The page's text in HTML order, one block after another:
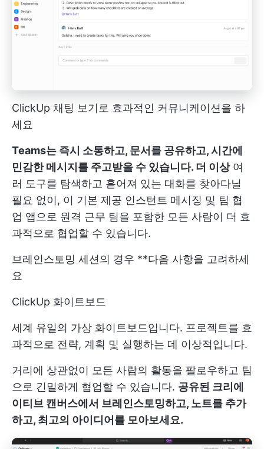
ClickUp 채팅 보기로 효과적인 커뮤니케이션을 하
세요
Teams는 즉시 소통하고, 문서를 공유하고, 시간에
민감한 메시지를 주고받을 수 있습니다. 더 이상여
러 도구를 탐색하고 흩어져 있는 대화를 찾아다닐
필요 없이, 이 기본 제공 인스턴트 메시징 및 팀 협
업 앱으로 원격 근무 팀을 포함한 모든 사람이 더 효
과적으로 협업할 수 있습니다.
브레인스토밍 세션의 경우 **다음 사항을 고려하세
요
ClickUp 화이트보드
세계 유일의 가상 화이트보드입니다. 프로젝트를 효
과적으로 전략, 계획 및 실행하는 데 이상적입니다.
거리에 상관없이 모든 사람의 활동을 팔로우하고 팀
으로 긴밀하게 협업할 수 있습니다. 공유된 크리에
이티브 캔버스에서 브레인스토밍하고, 노트를 추가
하고, 최고의 아이디어를 모아보세요.